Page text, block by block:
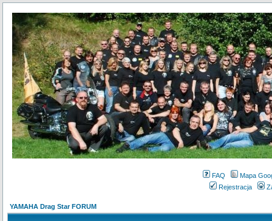
FAQ
Mapa
Rejestracja
YAMAHA Drag Star FORUM